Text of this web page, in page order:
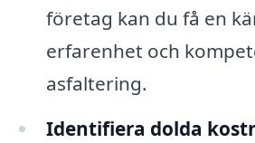
företag kan du få en
erfarenhet och
asfaltering.
Identifiera dolda